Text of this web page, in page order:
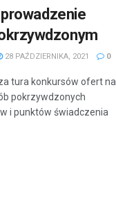
28 PAŹDZIERNIKA, 2021 0
tura konkursów ofert na
pokrzywdzonych
i punktów świadczenia